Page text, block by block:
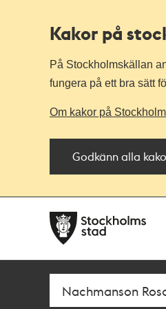
Kakor på
På Stockholmskällan
fungera på ett bra sätt
Om kakor på
Godkänn alla
navigationen
huvudinnehållet
Sök